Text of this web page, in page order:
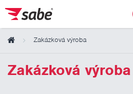
Zakázková výroba
Zakázková výroba
Obsah košíku